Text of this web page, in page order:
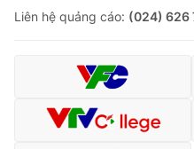
Liên hệ quảng cáo: (024) 626